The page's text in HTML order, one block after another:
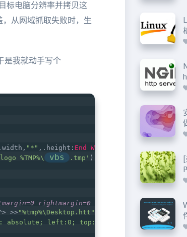
标电脑分辨率并拷贝这
从网域抓取失败时，生
是我就动手写个
"*" ,.height: End With
%TMP%\ vbs .tmp' )
rightmargin=0 bottommargin=0^>
>> "%tmp%\Desktop.htt"
absolute; left:0; top:0; width: 100%%; height: